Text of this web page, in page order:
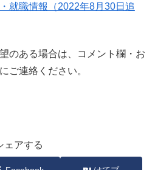
就職情報（2022年8月30日追
のある場合は、コメント欄・お
ご連絡ください。
ェアする